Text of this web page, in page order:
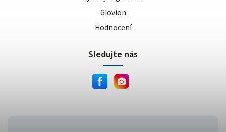
Glovion
Hodnocení
Sledujte nás